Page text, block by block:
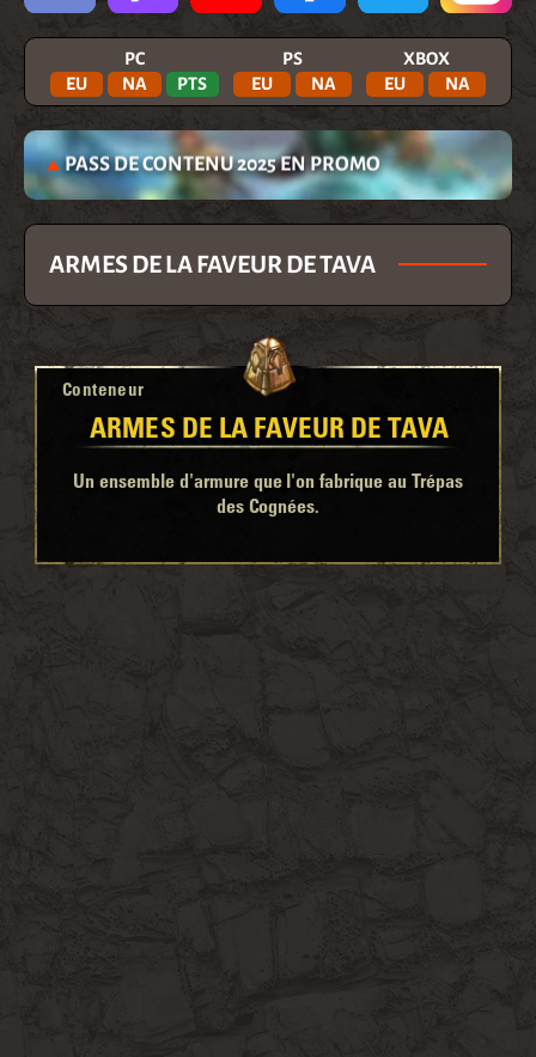
PC
EU
NA PTS
PS
EU
NA
XBOX
EU
NA
PASS DE CONTENU 2025 EN PROMO
ARMES DE LA FAVEUR DE TAVA
Conteneur
ARMES DE LA FAVEUR DE TAVA
Un ensemble d'armure que l'on fabrique au Trépas
des Cognées.